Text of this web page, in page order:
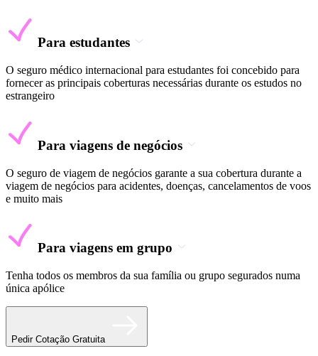
Para estudantes
O seguro médico internacional para estudantes foi concebido para
fornecer as principais coberturas necessárias durante os estudos no
estrangeiro
Para viagens de negócios
O seguro de viagem de negócios garante a sua cobertura durante a
viagem de negócios para acidentes, doenças, cancelamentos de voos
e muito mais
Para viagens em grupo
Tenha todos os membros da sua família ou grupo segurados numa
única apólice
Pedir Cotação Gratuita